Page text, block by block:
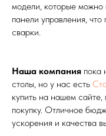
модели, которые
панели управления, что
сварки.
Наша компания пока
столы, но у нас есть
купить на нашем сайте,
покупку. Отличное
ускорения и качества